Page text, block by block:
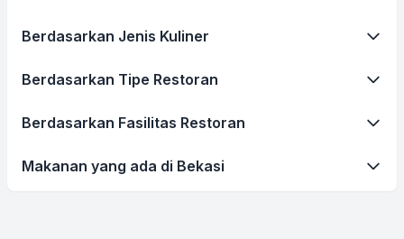
Berdasarkan Jenis Kuliner
Berdasarkan Tipe Restoran
Berdasarkan Fasilitas Restoran
Makanan yang ada di Bekasi